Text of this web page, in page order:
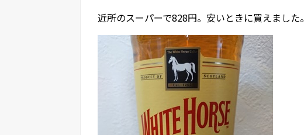
近所のスーパーで828円。安いときに買えました。